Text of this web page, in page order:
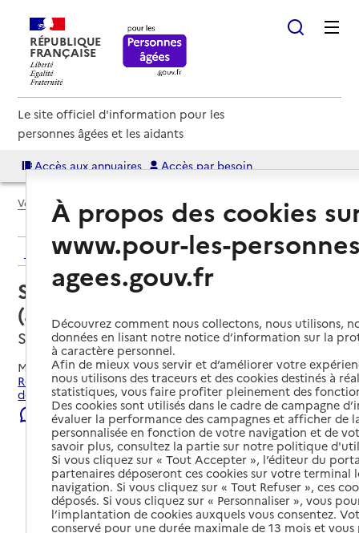
RÉPUBLIQUE
FRANÇAISE
Le site officiel d'information pour les
personnes âgées et les aidants
Accès aux annuaires Accès par besoin
Voir le fil d’Ariane
Retour aux résultats de l'annuaire
Service autonomie à domicile
(aide) – ADMR
Salies-de-Béarn, PYRENEES-ATLANTIQUES
Mis à jour le22/07/2026
Rechercher les établissements et services autour de Salies-
de-Béarn.
Signaler une erreur
À propos des cookies
www.pour-les-
agees.gouv.fr
Découvrez comment nous collectons, nous utilisons,
données en lisant notre notice d’information sur la
à caractère personnel.
Afin de mieux vous servir et d’améliorer votre
nous utilisons des traceurs et des cookies destinés à
statistiques, vous faire profiter pleinement des
Des cookies sont utilisés dans le cadre de campagne
évaluer la performance des campagnes et afficher de
personnalisée en fonction de votre navigation et de
savoir plus, consultez la partie sur notre politique
Si vous cliquez sur « Tout Accepter », l’éditeur du
partenaires déposeront ces cookies sur votre terminal
navigation. Si vous cliquez sur « Tout Refuser », ces
déposés. Si vous cliquez sur « Personnaliser », vous
l’implantation de cookies auxquels vous consentez.
conservé pour une durée maximale de 13 mois et